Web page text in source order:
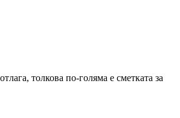
толкова по-голяма е сметката за